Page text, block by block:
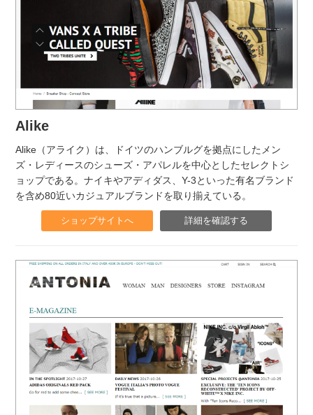
Alike
Alike（アライク）は、ドイツのハンブルグを拠点にしたメン
ズ・レディースのシューズ・アパレルを中心としたセレクトシ
ョップである。ナイキやアディダス、Y-3といった有名ブランド
を含め80近いカジュアルブランドを取り揃えている。
ショップサイトへ 詳細を確認する